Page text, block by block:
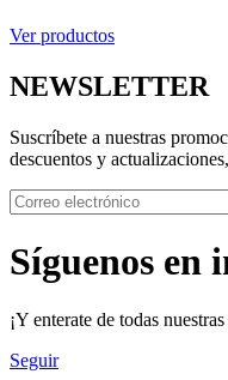
Ver productos
NEWSLETTER
Suscríbete a nuestras
descuentos y
Síguenos en
¡Y enterate de todas
Seguir